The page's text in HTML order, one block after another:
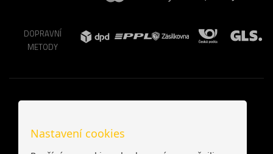
DOPRAVNÍ
METODY
Nastavení cookies